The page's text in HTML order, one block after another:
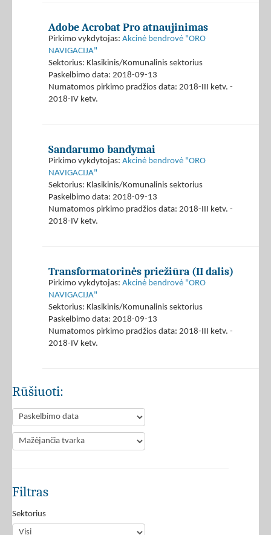
Adobe Acrobat Pro atnaujinimas
Pirkimo vykdytojas: Akcinė bendrovė "ORO
NAVIGACIJA"
Sektorius: Klasikinis/Komunalinis sektorius
Paskelbimo data: 2018-09-13
Numatomos pirkimo pradžios data: 2018-III ketv. -
2018-IV ketv.
Sandarumo bandymai
Pirkimo vykdytojas: Akcinė bendrovė "ORO
NAVIGACIJA"
Sektorius: Klasikinis/Komunalinis sektorius
Paskelbimo data: 2018-09-13
Numatomos pirkimo pradžios data: 2018-III ketv. -
2018-IV ketv.
Transformatorinės priežiūra (II dalis)
Pirkimo vykdytojas: Akcinė bendrovė "ORO
NAVIGACIJA"
Sektorius: Klasikinis/Komunalinis sektorius
Paskelbimo data: 2018-09-13
Numatomos pirkimo pradžios data: 2018-III ketv. -
2018-IV ketv.
Rūšiuoti:
Filtras
Sektorius